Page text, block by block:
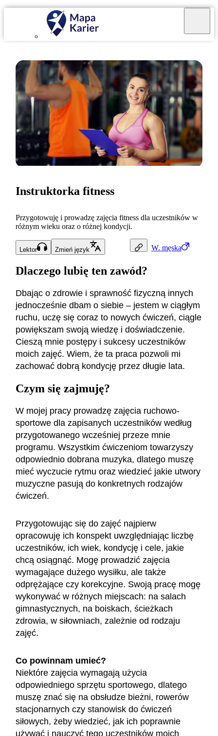
W. męska
Instruktorka fitness
Przygotowuję i prowadzę zajęcia fitness dla uczestników w
różnym wieku oraz o różnej kondycji.
Lektor Zmień język
Dlaczego lubię ten zawód?
Dbając o zdrowie i sprawność fizyczną innych
jednocześnie dbam o siebie – jestem w ciągłym
ruchu, uczę się coraz to nowych ćwiczeń, ciągle
powiększam swoją wiedzę i doświadczenie.
Cieszą mnie postępy i sukcesy uczestników
moich zajęć. Wiem, że ta praca pozwoli mi
zachować dobrą kondycję przez długie lata.
Czym się zajmuję?
W mojej pracy prowadzę zajęcia ruchowo-
sportowe dla zapisanych uczestników według
przygotowanego wcześniej przeze mnie
programu. Wszystkim ćwiczeniom towarzyszy
odpowiednio dobrana muzyka, dlatego muszę
mieć wyczucie rytmu oraz wiedzieć jakie utwory
muzyczne pasują do konkretnych rodzajów
ćwiczeń.
Przygotowując się do zajęć najpierw
opracowuję ich konspekt uwzględniając liczbę
uczestników, ich wiek, kondycję i cele, jakie
chcą osiągnąć. Mogę prowadzić zajęcia
wymagające dużego wysiłku, ale także
odprężające czy korekcyjne. Swoją pracę mogę
wykonywać w różnych miejscach: na salach
gimnastycznych, na boiskach, ścieżkach
zdrowia, w siłowniach, zależnie od rodzaju
zajęć.
Co powinnam umieć?
Niektóre zajęcia wymagają użycia
odpowiedniego sprzętu sportowego, dlatego
muszę znać się na obsłudze bieżni, rowerów
stacjonarnych czy stanowisk do ćwiczeń
siłowych, żeby wiedzieć, jak ich poprawnie
używać i nauczyć tego uczestników moich